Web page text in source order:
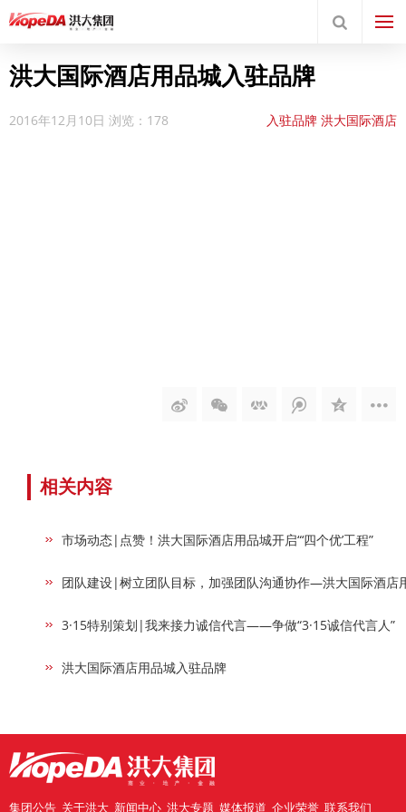
洪大国际酒店用品城入驻品牌
2016年12月10日 浏览：178 入驻品牌 洪大国际酒店
相关内容
市场动态|点赞！洪大国际酒店用品城开启“‘四个优’工程”
团队建设|树立团队目标，加强团队沟通协作—洪大国际酒店
3·15特别策划|我来接力诚信代言——争做“3·15诚信代言人”
洪大国际酒店用品城入驻品牌
集团公告 关于洪大 新闻中心 洪大专题 媒体报道 企业荣誉 联系我们